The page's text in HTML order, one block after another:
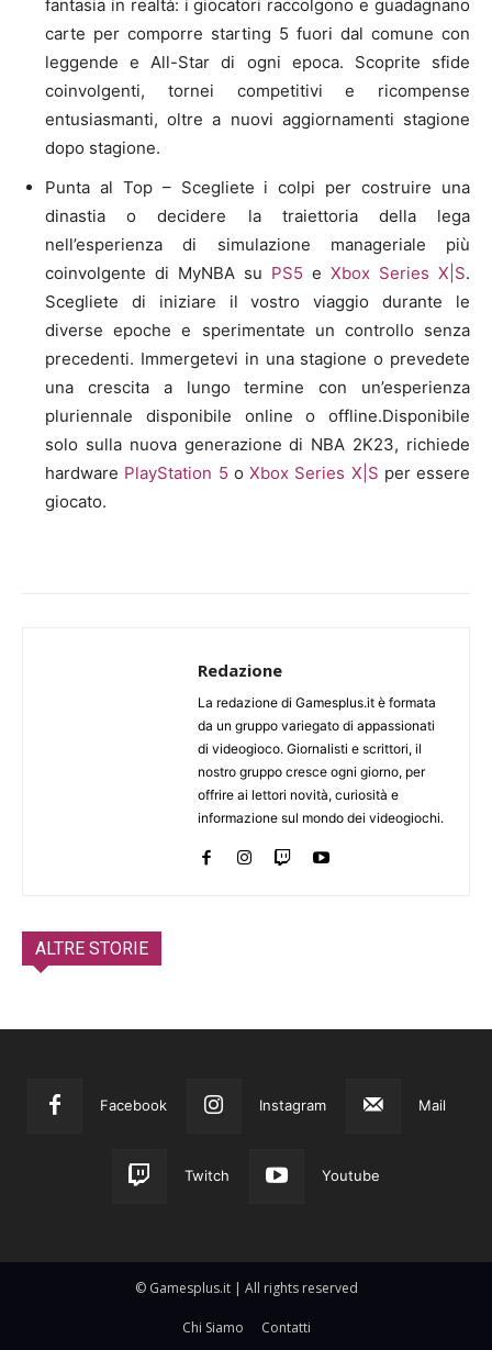
fantasia in realtà: i giocatori raccolgono e guadagnano
carte per comporre starting 5 fuori dal comune con
leggende e All-Star di ogni epoca. Scoprite sfide
coinvolgenti, tornei competitivi e ricompense
entusiasmanti, oltre a nuovi aggiornamenti stagione
dopo stagione.
Punta al Top – Scegliete i colpi per costruire una
dinastia o decidere la traiettoria della lega
nell’esperienza di simulazione manageriale più
coinvolgente di MyNBA su PS5 e Xbox Series X|S.
Scegliete di iniziare il vostro viaggio durante le
diverse epoche e sperimentate un controllo senza
precedenti. Immergetevi in una stagione o prevedete
una crescita a lungo termine con un’esperienza
pluriennale disponibile online o offline.Disponibile
solo sulla nuova generazione di NBA 2K23, richiede
hardware PlayStation 5 o Xbox Series X|S per essere
giocato.
Redazione
La redazione di Gamesplus.it è formata
da un gruppo variegato di appassionati
di videogioco. Giornalisti e scrittori, il
nostro gruppo cresce ogni giorno, per
offrire ai lettori novità, curiosità e
informazione sul mondo dei videogiochi.
ALTRE STORIE
Facebook Instagram Mail
Twitch Youtube
© Gamesplus.it | All rights reserved
Chi Siamo Contatti